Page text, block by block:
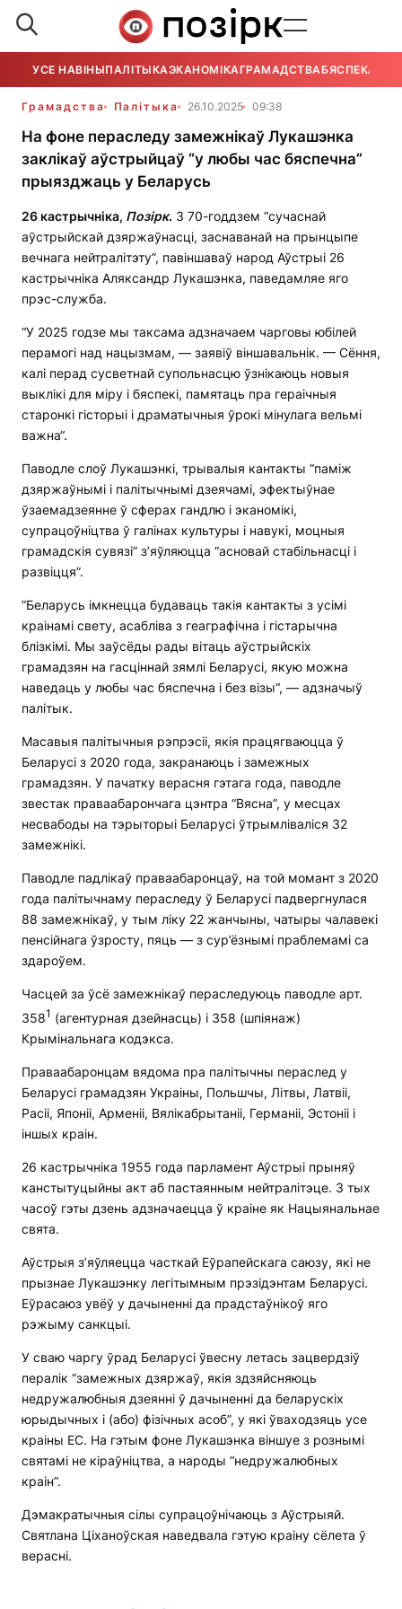
УСЕ НАВІНЫПАЛІТЫКАЭКАНОМІКАГРАМАДСТВАБЯСПЕКА
Грамадства Палітыка 26.10.2025 09:38
На фоне пераследу замежнікаў Лукашэнка
заклікаў аўстрыйцаў “у любы час бяспечна”
прыязджаць у Беларусь
26 кастрычніка, Позірк. З 70-годдзем “сучаснай
аўстрыйскай дзяржаўнасці, заснаванай на прынцыпе
вечнага нейтралітэту”, павіншаваў народ Аўстрыі 26
кастрычніка Аляксандр Лукашэнка, паведамляе яго
прэс-служба.
“У 2025 годзе мы таксама адзначаем чарговы юбілей
перамогі над нацызмам, — заявіў віншавальнік. — Сёння,
калі перад сусветнай супольнасцю ўзнікаюць новыя
выклікі для міру і бяспекі, памятаць пра гераічныя
старонкі гісторыі і драматычныя ўрокі мінулага вельмі
важна“.
Паводле слоў Лукашэнкі, трывалыя кантакты “паміж
дзяржаўнымі і палітычнымі дзеячамі, эфектыўнае
ўзаемадзеянне ў сферах гандлю і эканомікі,
супрацоўніцтва ў галінах культуры і навукі, моцныя
грамадскія сувязі” з’яўляюцца “асновай стабільнасці і
развіцця”.
“Беларусь імкнецца будаваць такія кантакты з усімі
краінамі свету, асабліва з геаграфічна і гістарычна
блізкімі. Мы заўсёды рады вітаць аўстрыйскіх
грамадзян на гасціннай зямлі Беларусі, якую можна
наведаць у любы час бяспечна і без візы“, — адзначыў
палітык.
Масавыя палітычныя рэпрэсіі, якія працягваюцца ў
Беларусі з 2020 года, закранаюць і замежных
грамадзян. У пачатку верасня гэтага года, паводле
звестак праваабарончага цэнтра “Вясна”, у месцах
несвабоды на тэрыторыі Беларусі ўтрымліваліся 32
замежнікі.
Паводле падлікаў праваабаронцаў, на той момант з 2020
года палітычнаму пераследу ў Беларусі падвергнулася
88 замежнікаў, у тым ліку 22 жанчыны, чатыры чалавекі
пенсійнага ўзросту, пяць — з сур’ёзнымі праблемамі са
здароўем.
Часцей за ўсё замежнікаў пераследуюць паводле арт.
3581 (агентурная дзейнасць) і 358 (шпіянаж)
Крымінальнага кодэкса.
Праваабаронцам вядома пра палітычны пераслед у
Беларусі грамадзян Украіны, Польшчы, Літвы, Латвіі,
Расіі, Японіі, Арменіі, Вялікабрытаніі, Германіі, Эстоніі і
іншых краін.
26 кастрычніка 1955 года парламент Аўстрыі прыняў
канстытуцыйны акт аб пастаянным нейтралітэце. З тых
часоў гэты дзень адзначаецца ў краіне як Нацыянальнае
свята.
Аўстрыя з’яўляецца часткай Еўрапейскага саюзу, які не
прызнае Лукашэнку легітымным прэзідэнтам Беларусі.
Еўрасаюз увёў у дачыненні да прадстаўнікоў яго
рэжыму санкцыі.
У сваю чаргу ўрад Беларусі ўвесну летась зацвердзіў
пералік “замежных дзяржаў, якія здзяйсняюць
недружалюбныя дзеянні ў дачыненні да беларускіх
юрыдычных і (або) фізічных асоб”, у які ўваходзяць усе
краіны ЕС. На гэтым фоне Лукашэнка віншуе з рознымі
святамі не кіраўніцтва, а народы “недружалюбных
краін”.
Дэмакратычныя сілы супрацоўнічаюць з Аўстрыяй.
Святлана Ціханоўская наведвала гэтую краіну сёлета ў
верасні.